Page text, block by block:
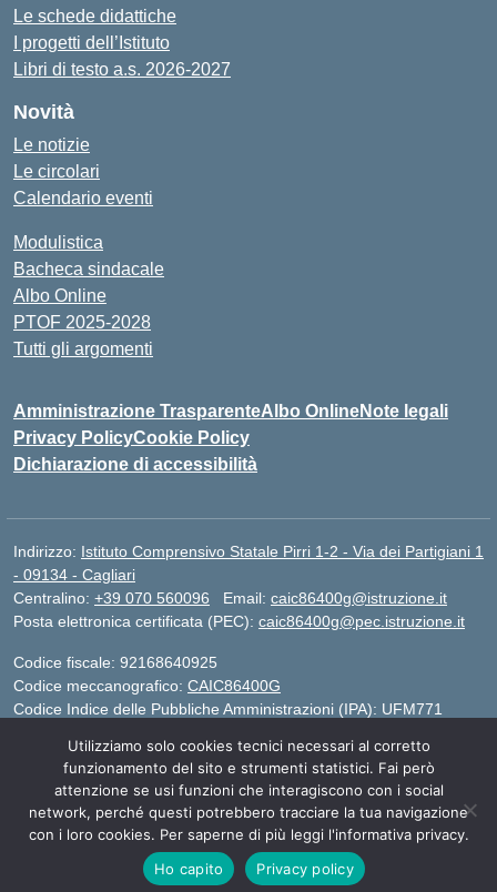
Le schede didattiche
I progetti dell’Istituto
Libri di testo a.s. 2026-2027
Novità
Le notizie
Le circolari
Calendario eventi
Modulistica
Bacheca sindacale
Albo Online
PTOF 2025-2028
Tutti gli argomenti
Amministrazione TrasparenteAlbo OnlineNote legali
Privacy PolicyCookie Policy
Dichiarazione di accessibilità
Indirizzo: Istituto Comprensivo Statale Pirri 1-2 - Via dei Partigiani 1
- 09134 - Cagliari
Centralino: +39 070 560096 Email: caic86400g@istruzione.it
Posta elettronica certificata (PEC): caic86400g@pec.istruzione.it
Codice fiscale: 92168640925
Codice meccanografico: CAIC86400G
Codice Indice delle Pubbliche Amministrazioni (IPA): UFM771
IBAN - IT 46 W 0101504808000070626497
Idea e progetto di Designers Italia
Utilizziamo solo cookies tecnici necessari al corretto
funzionamento del sito e strumenti statistici. Fai però
attenzione se usi funzioni che interagiscono con i social
network, perché questi potrebbero tracciare la tua navigazione
con i loro cookies. Per saperne di più leggi l'informativa privacy.
Ho capito
Privacy policy